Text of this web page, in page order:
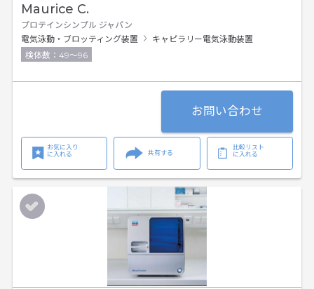
Maurice C.
プロテインシンプル ジャパン
電気泳動・ブロッティング装置
キャピラリー電気泳動装置
検体数：49～96
お問い合わせ
お気に入り
に入れる
共有する
比較リスト
に入れる